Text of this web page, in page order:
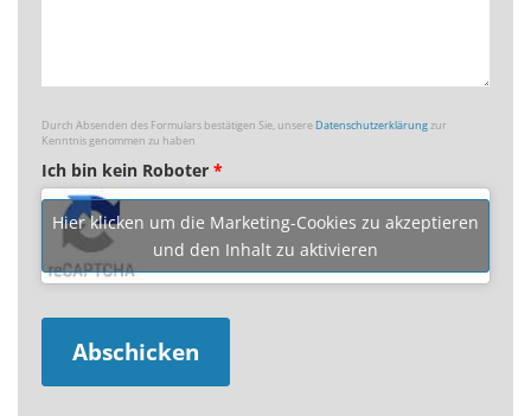
Durch Absenden des Formulars bestätigen Sie, unsereDatenschutzerklärungzur
Kenntnis genommen zu haben
Ich bin kein Roboter *
Hier klicken um die Marketing-Cookies zu akzeptieren
und den Inhalt zu aktivieren